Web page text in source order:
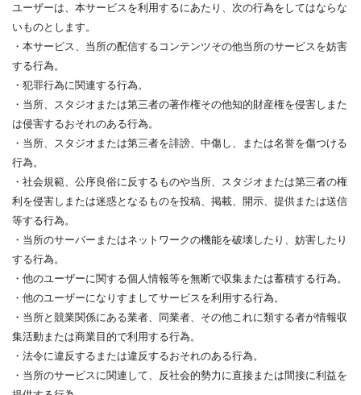
ユーザーは、本サービスを利用するにあたり、次の行為をしてはならな
いものとします。
・本サービス、当所の配信するコンテンツその他当所のサービスを妨害
する行為。
・犯罪行為に関連する行為。
・当所、スタジオまたは第三者の著作権その他知的財産権を侵害しまた
は侵害するおそれのある行為。
・当所、スタジオまたは第三者を誹謗、中傷し、または名誉を傷つける
行為。
・社会規範、公序良俗に反するものや当所、スタジオまたは第三者の権
利を侵害しまたは迷惑となるものを投稿、掲載、開示、提供または送信
等する行為。
・当所のサーバーまたはネットワークの機能を破壊したり、妨害したり
する行為。
・他のユーザーに関する個人情報等を無断で収集または蓄積する行為。
・他のユーザーになりすましてサービスを利用する行為。
・当所と競業関係にある業者、同業者、その他これに類する者が情報収
集活動または商業目的で利用する行為。
・法令に違反するまたは違反するおそれのある行為。
・当所のサービスに関連して、反社会的勢力に直接または間接に利益を